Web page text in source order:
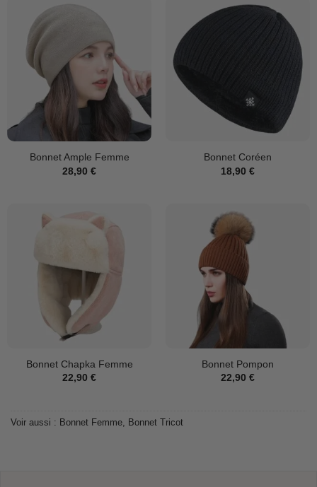
Bonnet Ample Femme
28,90 €
Bonnet Coréen
18,90 €
Bonnet Chapka Femme
22,90 €
Bonnet Pompon
22,90 €
Voir aussi : Bonnet Femme, Bonnet Tricot